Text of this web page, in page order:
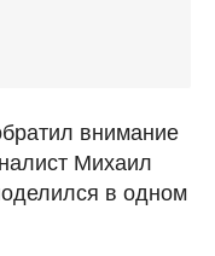
внимание
Михаил
в одном